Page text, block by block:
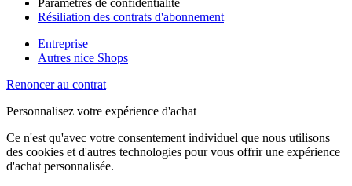
Résiliation des contrats d'abonnement
Entreprise
Autres nice Shops
Renoncer au contrat
Personnalisez votre expérience d'achat
Ce n'est qu'avec votre consentement individuel que nous utilisons
des cookies et d'autres technologies pour vous offrir une expérience
d'achat personnalisée.